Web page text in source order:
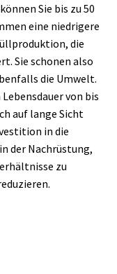
Sie bis zu 50
eine niedrigere
die
Sie schonen also
die Umwelt.
von bis
auf lange Sicht
in die
der Nachrüstung,
zu